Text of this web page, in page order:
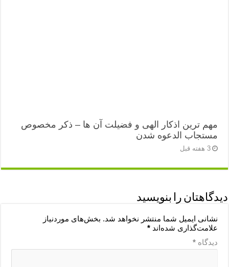
مهم ترین اذکار الهی و فضیلت آن ها – ذکر مخصوص
مستجاب الدعوه شدن
3 هفته قبل
دیدگاهتان را بنویسید
نشانی ایمیل شما منتشر نخواهد شد. بخش‌های موردنیاز
علامت‌گذاری شده‌اند*
دیدگاه*